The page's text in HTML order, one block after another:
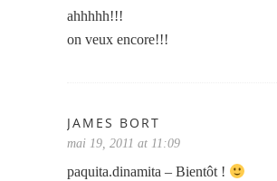
ahhhhh!!!
on veux encore!!!
JAMES BORT
mai 19, 2011 at 11:09
paquita.dinamita – Bientôt !